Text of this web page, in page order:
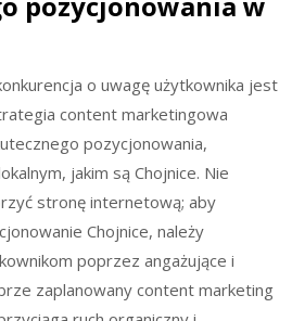
o uwagę użytkownika jest
content marketingowa
pozycjonowania,
jakim są Chojnice. Nie
stronę internetową; aby
Chojnice, należy
poprzez angażujące i
zaplanowany content marketing